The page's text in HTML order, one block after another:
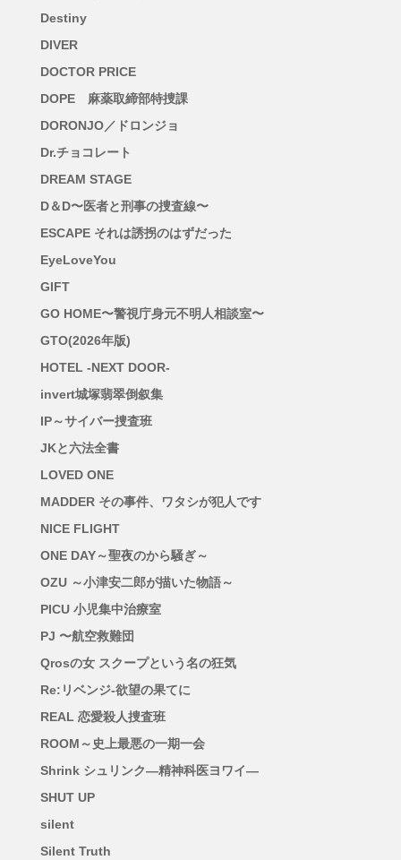
Destiny
DIVER
DOCTOR PRICE
DOPE 麻薬取締部特捜課
DORONJO／ドロンジョ
Dr.チョコレート
DREAM STAGE
D＆D〜医者と刑事の捜査線〜
ESCAPE それは誘拐のはずだった
EyeLoveYou
GIFT
GO HOME〜警視庁身元不明人相談室〜
GTO(2026年版)
HOTEL -NEXT DOOR-
invert城塚翡翠倒叙集
IP～サイバー捜査班
JKと六法全書
LOVED ONE
MADDER その事件、ワタシが犯人です
NICE FLIGHT
ONE DAY～聖夜のから騒ぎ～
OZU ～小津安二郎が描いた物語～
PICU 小児集中治療室
PJ 〜航空救難団
Qrosの女 スクープという名の狂気
Re:リベンジ-欲望の果てに
REAL 恋愛殺人捜査班
ROOM～史上最悪の一期一会
Shrink シュリンク―精神科医ヨワイ―
SHUT UP
silent
Silent Truth